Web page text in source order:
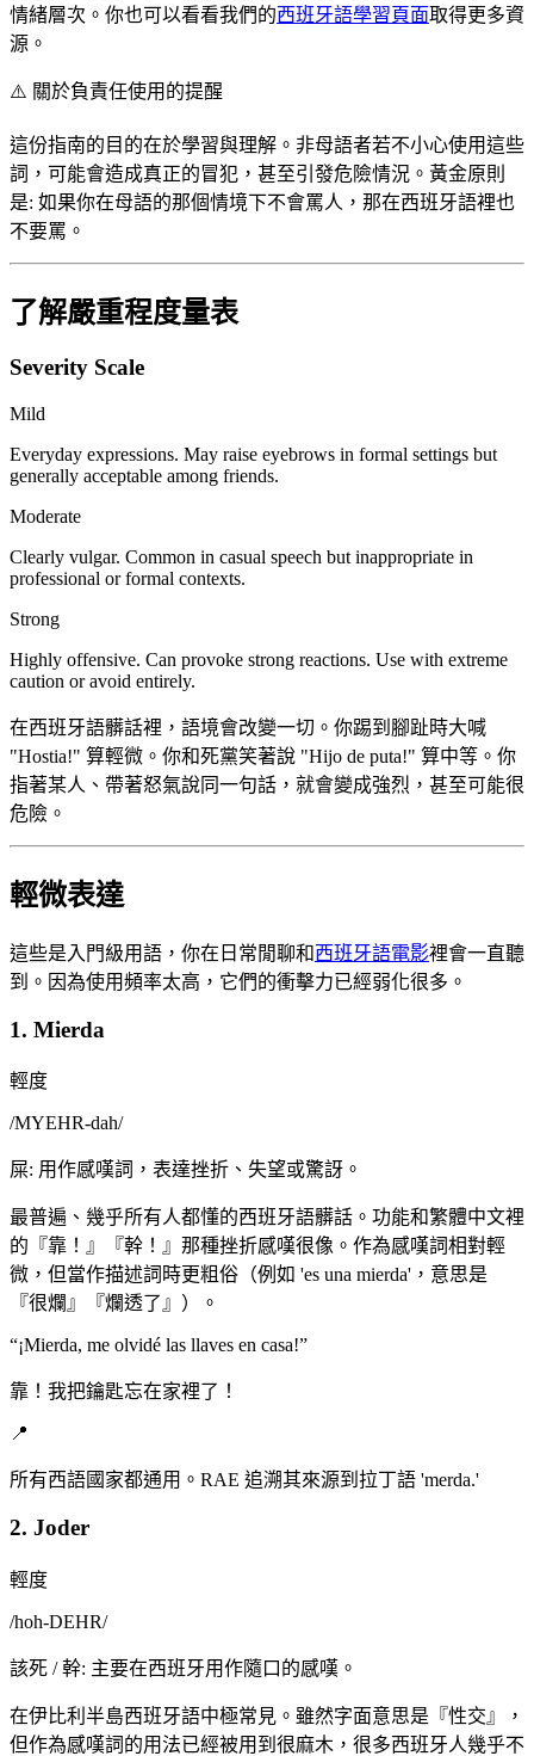
情緒層次。你也可以看看我們的西班牙語學習頁面取得更多資
源。
⚠️ 關於負責任使用的提醒
這份指南的目的在於學習與理解。非母語者若不小心使用這些
詞，可能會造成真正的冒犯，甚至引發危險情況。黃金原則
是: 如果你在母語的那個情境下不會罵人，那在西班牙語裡也
不要罵。
了解嚴重程度量表
Severity Scale
Mild
Everyday expressions. May raise eyebrows in formal settings but
generally acceptable among friends.
Moderate
Clearly vulgar. Common in casual speech but inappropriate in
professional or formal contexts.
Strong
Highly offensive. Can provoke strong reactions. Use with extreme
caution or avoid entirely.
在西班牙語髒話裡，語境會改變一切。你踢到腳趾時大喊
"Hostia!" 算輕微。你和死黨笑著說 "Hijo de puta!" 算中等。你
指著某人、帶著怒氣說同一句話，就會變成強烈，甚至可能很
危險。
輕微表達
這些是入門級用語，你在日常閒聊和西班牙語電影裡會一直聽
到。因為使用頻率太高，它們的衝擊力已經弱化很多。
1. Mierda
輕度
/MYEHR-dah/
屎: 用作感嘆詞，表達挫折、失望或驚訝。
最普遍、幾乎所有人都懂的西班牙語髒話。功能和繁體中文裡
的『靠！』『幹！』那種挫折感嘆很像。作為感嘆詞相對輕
微，但當作描述詞時更粗俗（例如 'es una mierda'，意思是
『很爛』『爛透了』）。
“¡Mierda, me olvidé las llaves en casa!”
靠！我把鑰匙忘在家裡了！
📍
所有西語國家都通用。RAE 追溯其來源到拉丁語 'merda.'
2. Joder
輕度
/hoh-DEHR/
該死 / 幹: 主要在西班牙用作隨口的感嘆。
在伊比利半島西班牙語中極常見。雖然字面意思是『性交』，
但作為感嘆詞的用法已經被用到很麻木，很多西班牙人幾乎不